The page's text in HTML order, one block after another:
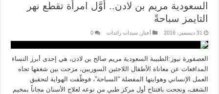
السعودية مريم بن لادن.. أوَّل امرأة تقطع نهر
التايمز سباحةً
31 ديسمبر، 2016 أخبار سيدات رائدات 0
العصفورة نيوز:الطبيبة السعودية مريم صالح بن لادن، هي إحدى أبرز النساء
المدافعات عن معاناة الأطفال اللاجئين السوريين، مزجت بين شغفها تجاه
العمل الإنساني وهوايتها المفضلة “السباحة”، فوظّفت الهواية لتحقيق
الشغف، ونجحت بافتتاح أول مركز طبي من نوعه لعلاج الأسنان مجاناً بمخيم